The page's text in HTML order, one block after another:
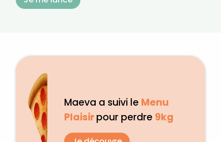
Maeva a suivi le Menu
Plaisirpour perdre 9kg